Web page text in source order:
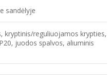
sandėlyje
kryptinis/reguliuojamos krypties,
juodos spalvos, aliuminis